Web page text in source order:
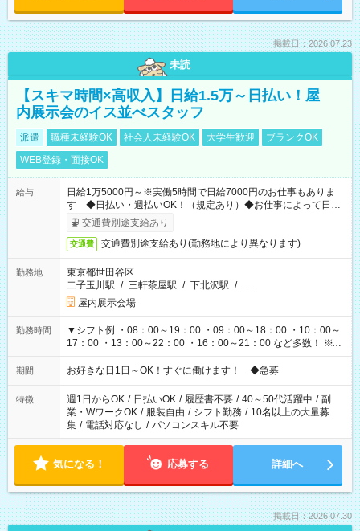
掲載日：2026.07.23
未読
【スキマ時間×高収入】日給1.5万～日払い！屋
内展示会のイス並べスタッフ
派遣 職種未経験OK 社会人未経験OK 大学生歓迎
ブランクOK
WEB登録・面接OK
給与
日給1万5000円～※実働5時間で日給7000円のお仕事もありま
す ◆日払い・週払いOK！（規定あり）◆お仕事によって日給
も異なります
交通費別途支給あり
交通費 交通費別途支給あり(勤務地により異なります)
勤務地
東京都世田谷区
二子玉川駅 / 三軒茶屋駅 / 下北沢駅 / …
屋内展示会場
勤務時間
▼シフト例 ・08：00～19：00 ・09：00～18：00 ・10：00～
17：00 ・13：00～22：00 ・16：00～21：00 など多数！ ※お
仕事により勤務時間が異なります
期間 お好きな日1日～OK！すぐに働けます！ ◆急募
特徴 週1日からOK / 日払いOK / 履歴書不要 / 40～50代活躍中 / 副
業・WワークOK / 服装自由 / シフト勤務 / 10名以上の大量募
集 / 電話対応なし / パソコンスキル不要
気になる！ 応募する 詳細へ
掲載日：2026.07.30